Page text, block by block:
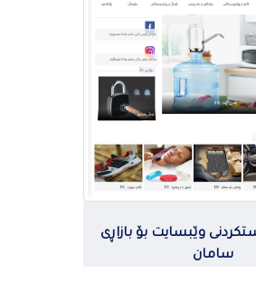
وێبسایت بۆ بازاڕی
سامان